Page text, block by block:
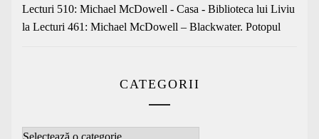
Lecturi 510: Michael McDowell - Casa - Biblioteca lui Liviu
la Lecturi 461: Michael McDowell – Blackwater. Potopul
CATEGORII
Categorii